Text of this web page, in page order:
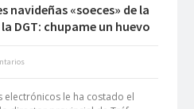
el uso de la
electrónico
navideñas «soeces» de la
DGT: chupame un huevo
electrónicos le ha costado el